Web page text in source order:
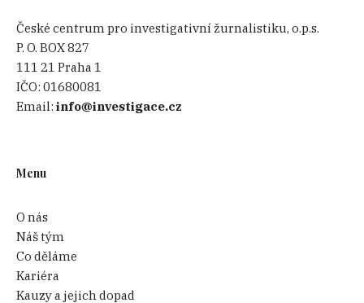
České centrum pro investigativní žurnalistiku, o.p.s.
P. O. BOX 827
111 21 Praha 1
IČO:01680081
Email:info@investigace.cz
Menu
O nás
Náš tým
Co děláme
Kariéra
Kauzy a jejich dopad